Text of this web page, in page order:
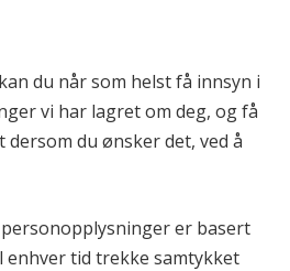
du når som helst få innsyn i
vi har lagret om deg, og få
du ønsker det, ved å
er basert
enhver tid trekke samtykket